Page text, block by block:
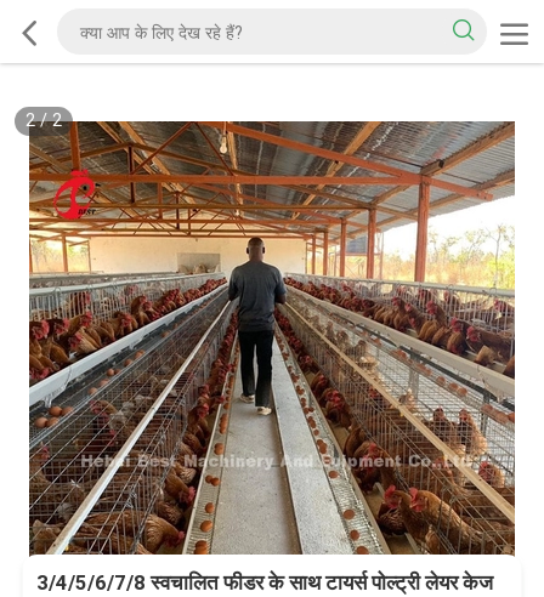
2/2
3/4/5/6/7/8 स्वचालित फीडर के साथ टायर्स पोल्ट्री लेयर केज